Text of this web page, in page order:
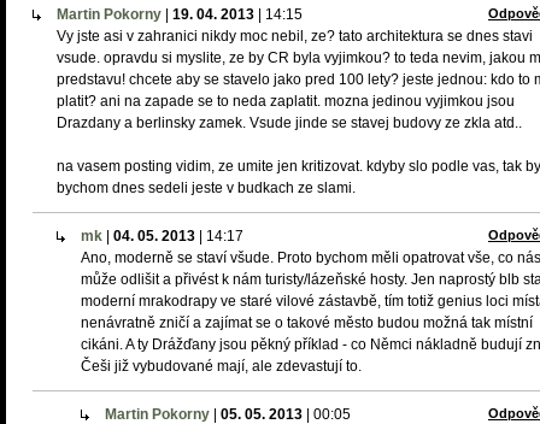
Martin Pokorny 19. 04. 2013 14:15
Vy jste asi v zahranici nikdy moc nebil, ze? tato architektura se dnes stavi
vsude. opravdu si myslite, ze by CR byla vyjimkou? to teda nevim, jakou
predstavu! chcete aby se stavelo jako pred 100 lety? jeste jednou: kdo to
platit? ani na zapade se to neda zaplatit. mozna jedinou vyjimkou jsou
Drazdany a berlinsky zamek. Vsude jinde se stavej budovy ze zkla atd..
na vasem posting vidim, ze umite jen kritizovat. kdyby slo podle vas, tak by
bychom dnes sedeli jeste v budkach ze slami.
mk 04. 05. 2013 14:17
Ano, moderně se staví všude. Proto bychom měli opatrovat vše, co nás
může odlišit a přivést k nám turisty/lázeňské hosty. Jen naprostý blb
moderní mrakodrapy ve staré vilové zástavbě, tím totiž genius loci
nenávratně zničí a zajímat se o takové město budou možná tak místní
cikáni. A ty Drážďany jsou pěkný příklad - co Němci nákladně budují
Češi již vybudované mají, ale zdevastují to.
Martin Pokorny 05. 05. 2013 00:05